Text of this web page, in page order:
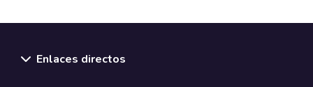
Enlaces directos